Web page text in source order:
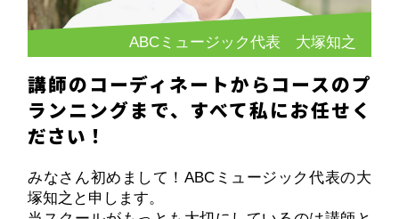
ABCミュージック代表 大塚知之
講師のコーディネートからコースのプ
ランニングまで、すべて私にお任せく
ださい！
みなさん初めまして！ABCミュージック代表の大
塚知之と申します。